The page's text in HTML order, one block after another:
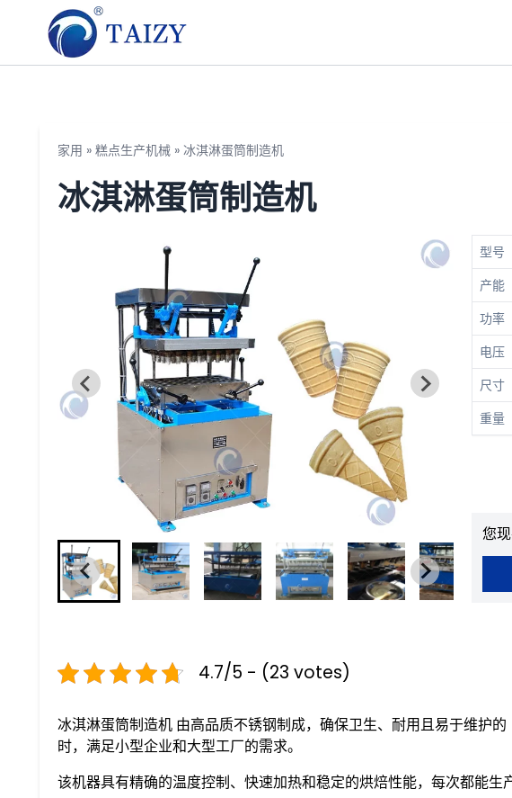
家用 » 糕点生产机械 » 冰淇淋蛋筒制造机
冰淇淋蛋筒制造机
型号
产能
功率
电压
尺寸
重量
您
4.7/5 - (23 votes)
冰淇淋蛋筒制造机 由高品质不锈钢制成，确保卫生、耐用且易于维护
时，满足小型企业和大型工厂的需求。
该机器具有精确的温度控制、快速加热和稳定的烘焙性能，每次都能生